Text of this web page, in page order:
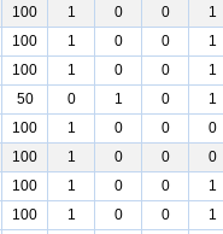
100 1 0 0
1
100 1 0 0
1
100 1 0 0
1
50 0 1 0
1
100 1 0 0
0
100 1 0 0
0
100 1 0 0
1
100 1 0 0
1